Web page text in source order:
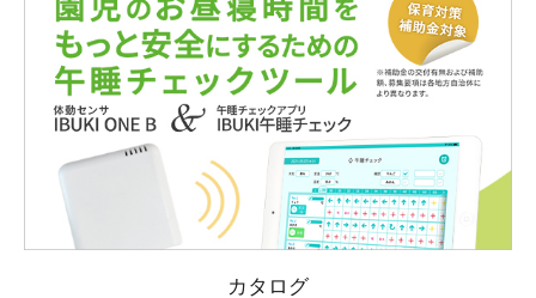
カタログ